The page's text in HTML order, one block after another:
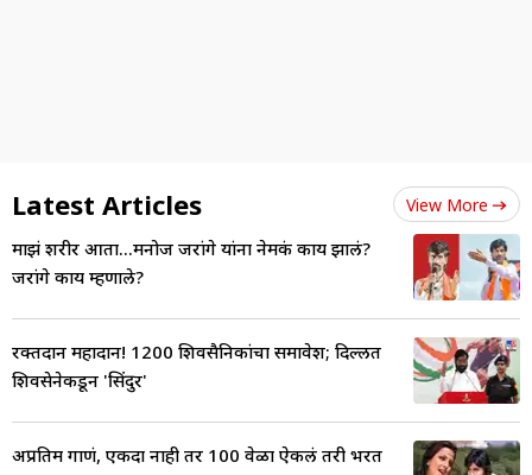
Latest Articles View More
माझं शरीर आता...मनोज जरांगे यांना नेमकं काय झालं?
जरांगे काय म्हणाले?
रक्तदान महादान! 1200 शिवसैनिकांचा समावेश; दिल्लीत
शिवसेनेकडून 'सिंदुर'
अप्रतिम गाणं, एकदा नाही तर 100 वेळा ऐकलं तरी भरत